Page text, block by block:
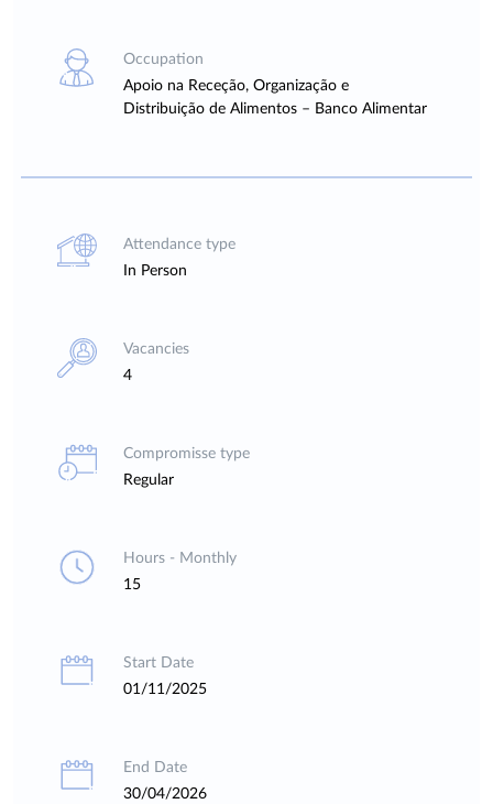
Occupation
Apoio na Receção, Organização e
Distribuição de Alimentos – Banco Alimentar
Attendance type
In Person
Vacancies
4
Compromisse type
Regular
Hours - Monthly
15
Start Date
01/11/2025
End Date
30/04/2026